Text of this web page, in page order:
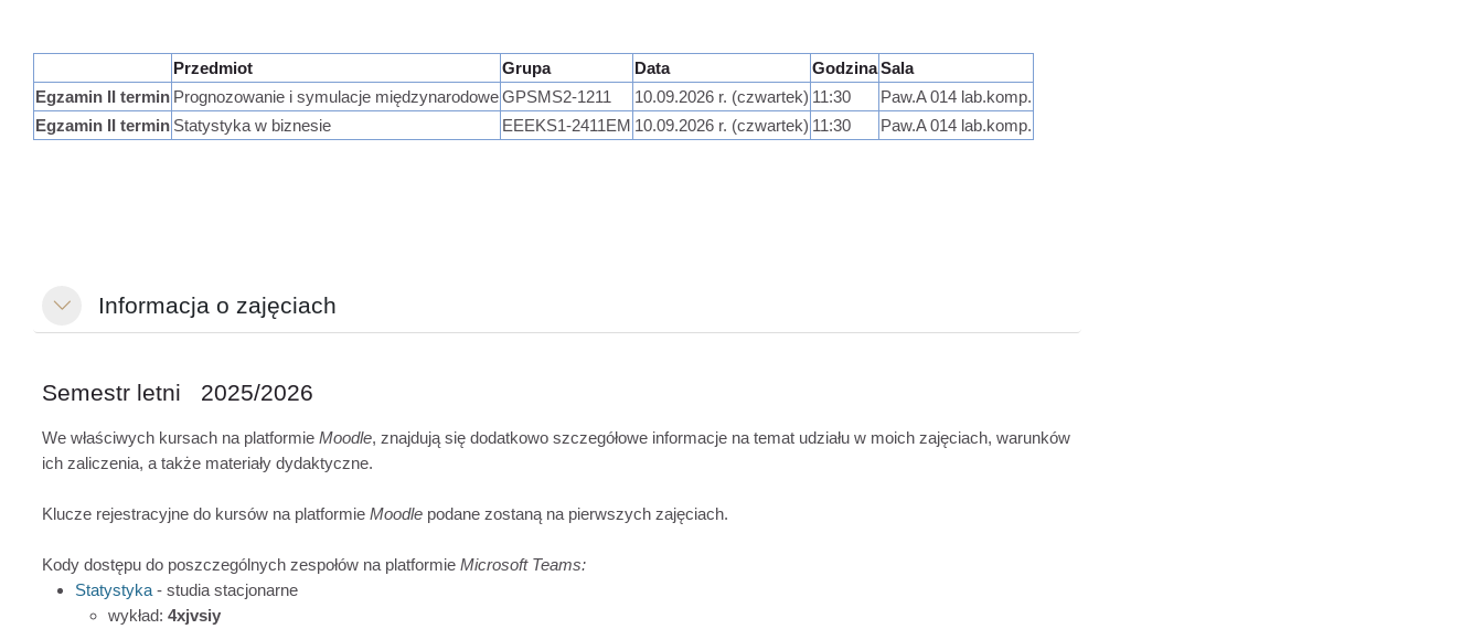
Przedmiot Grupa Data GodzinaSala
Egzamin II termin Prognozowanie i symulacje międzynarodoweGPSMS2-1211 10.09.2026 r. (czwartek) 11:30
Paw.A 014 lab.komp.
Egzamin II termin Statystyka w biznesie EEEKS1-2411EM 10.09.2026 r. (czwartek) 11:30 Paw.A 014 lab.komp.
MinimalizujInformacja o zajęciach
Semestr letni 2025/2026
We właściwych kursach na platformie Moodle, znajdują się dodatkowo szczegółowe informacje na temat udziału w moich zajęciach, warunków
ich zaliczenia, a także materiały dydaktyczne.
Klucze rejestracyjne do kursów na platformie Moodlepodane zostaną na pierwszych zajęciach.
Kody dostępu do poszczególnych zespołów na platformieMicrosoft Teams:
Statystyka - studia stacjonarne
wykład: 4xjvsiy